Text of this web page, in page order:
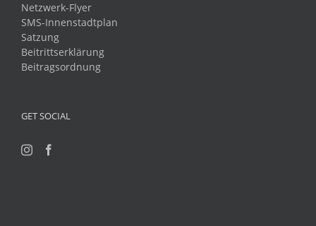
Netzwerk-Flyer
SMS-Innenstadtplan
Satzung
Beitrittserklärung
Beitragsordnung
GET SOCIAL